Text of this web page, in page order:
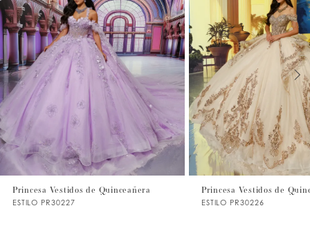
1
2
3
4
6
7
8
Princesa Vestidos de Quinceañera
ESTILO PR30227
Princesa Vestidos de
ESTILO PR30226